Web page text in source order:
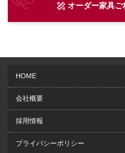
オーダー家具ご
HOME
会社概要
採用情報
プライバシーポリシー